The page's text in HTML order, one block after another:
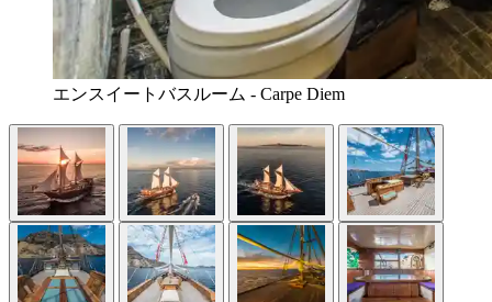
エンスイートバスルーム - Carpe Diem